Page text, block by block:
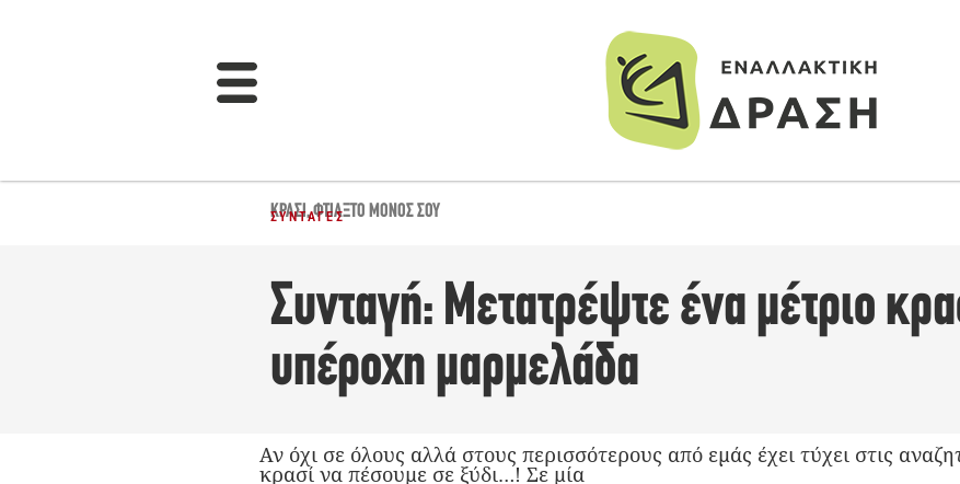
ΚΡΑΣΊ,ΦΤΙΆΞΤΟ ΜΌΝΟΣ ΣΟΥ
ΣΥΝΤΑΓΈΣ
Συνταγή: Μετατρέψτε ένα μέτριο
υπέροχη μαρμελάδα
Αν όχι σε όλους αλλά στους περισσότερους από εμάς έχει τύχει στις
κρασί να πέσουμε σε ξύδι…! Σε μία